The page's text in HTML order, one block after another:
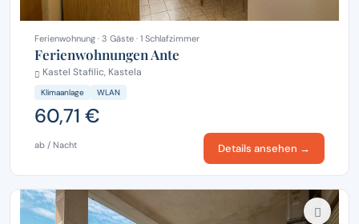
Ferienwohnung · 3 Gäste · 1 Schlafzimmer
Ferienwohnungen Ante
Kastel Stafilic, Kastela
Klimaanlage WLAN
60,71 €
ab / Nacht Details ansehen →